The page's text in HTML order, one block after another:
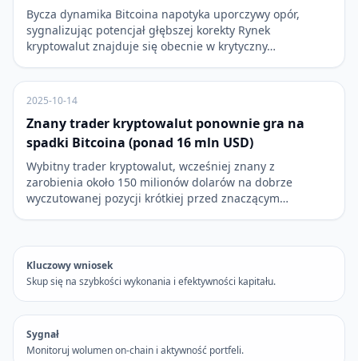
Bycza dynamika Bitcoina napotyka uporczywy opór,
sygnalizując potencjał głębszej korekty Rynek
kryptowalut znajduje się obecnie w krytyczny…
2025-10-14
Znany trader kryptowalut ponownie gra na
spadki Bitcoina (ponad 16 mln USD)
Wybitny trader kryptowalut, wcześniej znany z
zarobienia około 150 milionów dolarów na dobrze
wyczutowanej pozycji krótkiej przed znaczącym…
Kluczowy wniosek
Skup się na szybkości wykonania i efektywności kapitału.
Sygnał
Monitoruj wolumen on-chain i aktywność portfeli.